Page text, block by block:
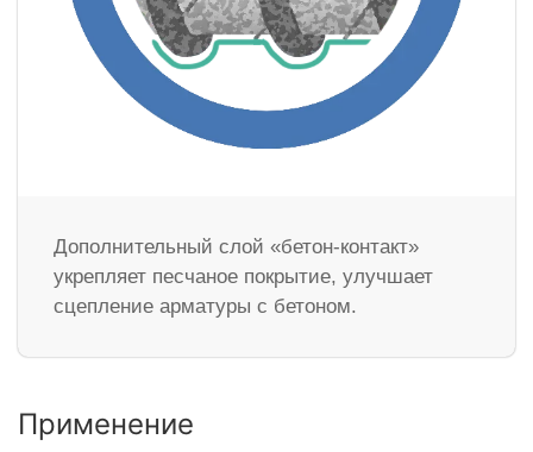
Дополнительный слой «бетон-контакт»
укрепляет песчаное покрытие, улучшает
сцепление арматуры с бетоном.
Применение